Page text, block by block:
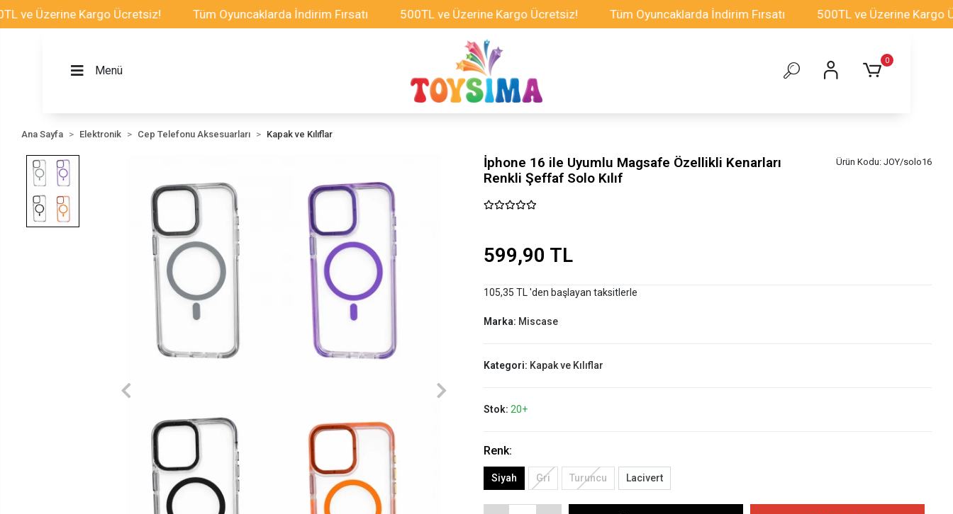
Kargo Ücretsiz! Tüm Oyuncaklarda İndirim Fırsatı 500TL ve Üzerine Kargo Ücretsiz! Tüm Oyuncaklarda İndirim Fırsatı 500TL ve Üzerine Kargo
Menü
0
Ana Sayfa Elektronik Cep Telefonu Aksesuarları Kapak ve Kılıflar
İphone 16 ile Uyumlu Magsafe Özellikli Kenarları
Renkli Şeffaf Solo Kılıf
Ürün Kodu: JOY/solo16
599,90 TL
105,35 TL 'den başlayan taksitlerle
Marka: Miscase
Kategori: Kapak ve Kılıflar
Stok: 20+
Renk:
Siyah Gri Turuncu Lacivert